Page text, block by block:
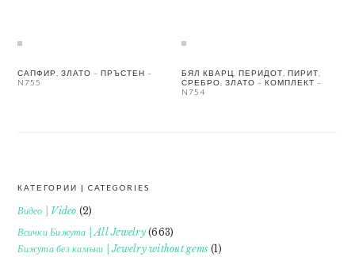
САПФИР, ЗЛАТО – ПРЪСТЕН –
N755
БЯЛ КВАРЦ, ПЕРИДОТ, ПИРИТ,
СРЕБРО, ЗЛАТО – КОМПЛЕКТ –
N754
FOOTER
КАТЕГОРИИ | CATEGORIES
Видео | Video (2)
Всички Бижута | All Jewelry(663)
Бижута без камъни | Jewelry without gems (1)